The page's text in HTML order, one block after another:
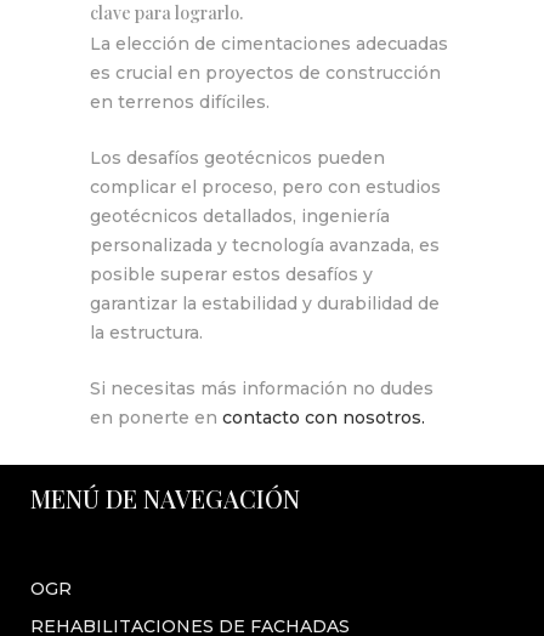
clave para lograrlo.
La elección de cimentaciones adecuadas
es crucial en proyectos de construcción
en terrenos difíciles.
Los desafíos geotécnicos pueden
complicar el proceso, pero con estudios
geotécnicos detallados, ingeniería
personalizada y tecnología avanzada, es
posible superar estos desafíos y
garantizar la estabilidad y durabilidad de
la estructura.
Si necesitas más información no dudes
en ponerte en contacto con nosotros.
MENÚ DE NAVEGACIÓN
OGR
REHABILITACIONES DE FACHADAS